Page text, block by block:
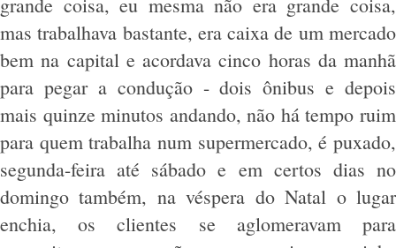
mas trabalhava bastante, era caixa de um mercado
bem na capital e acordava cinco horas da manhã
para pegar a condução - dois ônibus e depois
mais quinze minutos andando, não há tempo ruim
para quem trabalha num supermercado, é puxado,
segunda-feira até sábado e em certos dias no
domingo também, na véspera do Natal o lugar
enchia, os clientes se aglomeravam para